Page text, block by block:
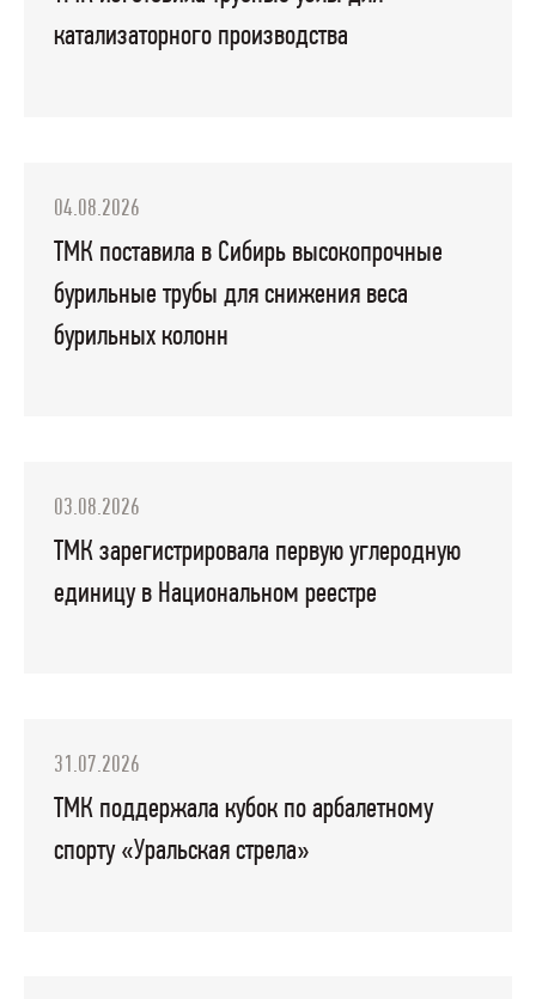
катализаторного производства
04.08.2026
ТМК поставила в Сибирь высокопрочные
бурильные трубы для снижения веса
бурильных колонн
03.08.2026
ТМК зарегистрировала первую углеродную
единицу в Национальном реестре
31.07.2026
ТМК поддержала кубок по арбалетному
спорту «Уральская стрела»